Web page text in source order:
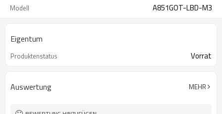
Modell A851GOT-LBD-M3
Eigentum
Produktenstatus Vorrat
Auswertung MEHR